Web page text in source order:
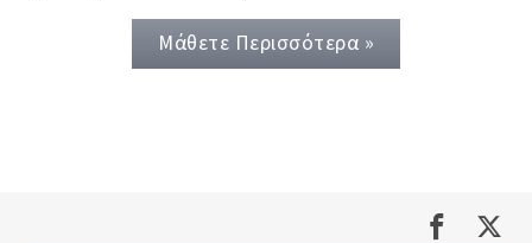
Μάθετε Περισσότερα »